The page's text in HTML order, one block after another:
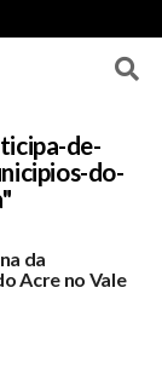
de-
do-
da
Acre no Vale